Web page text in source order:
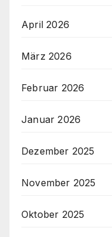
April 2026
März 2026
Februar 2026
Januar 2026
Dezember 2025
November 2025
Oktober 2025